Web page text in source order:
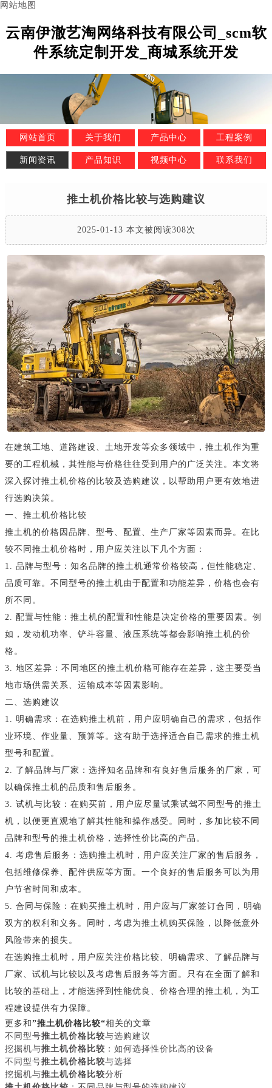
网站地图
云南伊澈艺淘网络科技有限公司_scm软
件系统定制开发_商城系统开发
网站首页 关于我们 产品中心 工程案例
新闻资讯 产品知识 视频中心 联系我们
推土机价格比较与选购建议
2025-01-13 本文被阅读308次
在建筑工地、道路建设、土地开发等众多领域中，推土机作为重
要的工程机械，其性能与价格往往受到用户的广泛关注。本文将
深入探讨推土机价格的比较及选购建议，以帮助用户更有效地进
行选购决策。
一、推土机价格比较
推土机的价格因品牌、型号、配置、生产厂家等因素而异。在比
较不同推土机价格时，用户应关注以下几个方面：
1. 品牌与型号：知名品牌的推土机通常价格较高，但性能稳定、
品质可靠。不同型号的推土机由于配置和功能差异，价格也会有
所不同。
2. 配置与性能：推土机的配置和性能是决定价格的重要因素。例
如，发动机功率、铲斗容量、液压系统等都会影响推土机的价
格。
3. 地区差异：不同地区的推土机价格可能存在差异，这主要受当
地市场供需关系、运输成本等因素影响。
二、选购建议
1. 明确需求：在选购推土机前，用户应明确自己的需求，包括作
业环境、作业量、预算等。这有助于选择适合自己需求的推土机
型号和配置。
2. 了解品牌与厂家：选择知名品牌和有良好售后服务的厂家，可
以确保推土机的品质和售后服务。
3. 试机与比较：在购买前，用户应尽量试乘试驾不同型号的推土
机，以便更直观地了解其性能和操作感受。同时，多加比较不同
品牌和型号的推土机价格，选择性价比高的产品。
4. 考虑售后服务：选购推土机时，用户应关注厂家的售后服务，
包括维修保养、配件供应等方面。一个良好的售后服务可以为用
户节省时间和成本。
5. 合同与保险：在购买推土机时，用户应与厂家签订合同，明确
双方的权利和义务。同时，考虑为推土机购买保险，以降低意外
风险带来的损失。
在选购推土机时，用户应关注价格比较、明确需求、了解品牌与
厂家、试机与比较以及考虑售后服务等方面。只有在全面了解和
比较的基础上，才能选择到性能优良、价格合理的推土机，为工
程建设提供有力保障。
更多和 ”推土机价格比较“相关的文章
不同型号推土机价格比较与选购建议
挖掘机与推土机价格比较 ：如何选择性价比高的设备
不同型号推土机价格比较与选择
挖掘机与推土机价格比较分析